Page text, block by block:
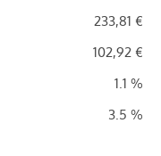
233,81 €
102,92 €
1.1 %
3.5 %